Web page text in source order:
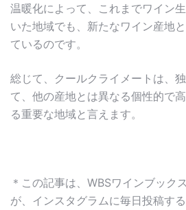
温暖化によって、これまでワイン
いた地域でも、新たなワイン産地
ているのです。
総じて、クールクライメートは、
て、他の産地とは異なる個性的で
る重要な地域と言えます。
＊この記事は、WBSワインブック
が、インスタグラムに毎日投稿す